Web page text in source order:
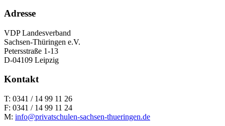
Adresse
VDP Landesverband
Sachsen-Thüringen e.V.
Petersstraße 1-13
D-04109 Leipzig
Kontakt
T: 0341 / 14 99 11 26
F: 0341 / 14 99 11 24
M: info@privatschulen-sachsen-thueringen.de